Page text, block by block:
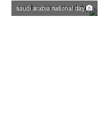
saudi arabia national day